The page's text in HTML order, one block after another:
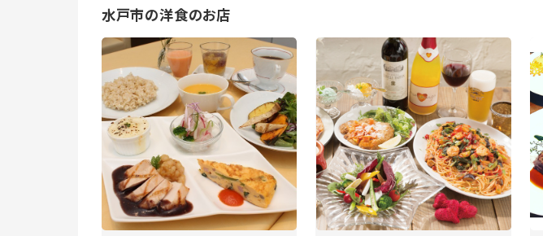
水戸市の洋食のお店